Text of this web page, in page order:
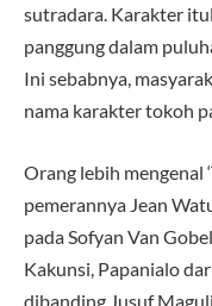
sutradara. Karakter
panggung dalam
Ini sebabnya,
nama karakter tokoh
Orang lebih mengenal
pemerannya Jean
pada Sofyan Van
Kakunsi, Papanialo
dibanding Jusuf